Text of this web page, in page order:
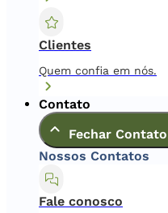
Clientes
Quem confia em nós.
Contato
Fechar Contato
Nossos Contatos
Fale conosco